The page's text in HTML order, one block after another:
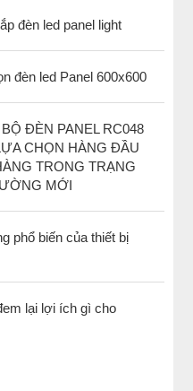
đèn led panel light
đèn led Panel 600x600
ĐÈN PANEL RC048
CHỌN HÀNG ĐẦU
TRONG TRẠNG
MỚI
phổ biến của thiết bị
lại lợi ích gì cho